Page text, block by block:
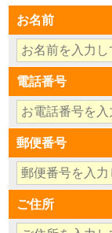
お名前
電話番号
郵便番号
ご住所